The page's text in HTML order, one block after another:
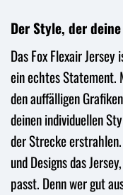
Der Style, der
Das Fox Flexair
ein echtes Statement.
den auffälligen
deinen individuellen
der Strecke
und Designs das
passt. Denn wer gut